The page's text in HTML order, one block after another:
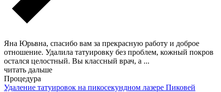
Яна Юрьвна, спасибо вам за прекрасную работу и доброе
отношение. Удалила татуировку без проблем, кожный покров
остался целостный. Вы классный врач, а ...
читать дальше
Процедура
Удаление татуировок на пикосекундном лазере Пиковей